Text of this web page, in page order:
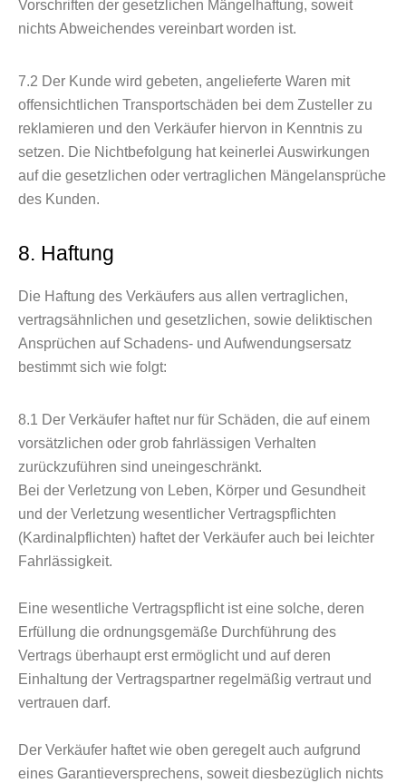
Vorschriften der gesetzlichen Mängelhaftung, soweit
nichts Abweichendes vereinbart worden ist.
7.2 Der Kunde wird gebeten, angelieferte Waren mit
offensichtlichen Transportschäden bei dem Zusteller zu
reklamieren und den Verkäufer hiervon in Kenntnis zu
setzen. Die Nichtbefolgung hat keinerlei Auswirkungen
auf die gesetzlichen oder vertraglichen Mängelansprüche
des Kunden.
8. Haftung
Die Haftung des Verkäufers aus allen vertraglichen,
vertragsähnlichen und gesetzlichen, sowie deliktischen
Ansprüchen auf Schadens- und Aufwendungsersatz
bestimmt sich wie folgt:
8.1 Der Verkäufer haftet nur für Schäden, die auf einem
vorsätzlichen oder grob fahrlässigen Verhalten
zurückzuführen sind uneingeschränkt.
Bei der Verletzung von Leben, Körper und Gesundheit
und der Verletzung wesentlicher Vertragspflichten
(Kardinalpflichten) haftet der Verkäufer auch bei leichter
Fahrlässigkeit.
Eine wesentliche Vertragspflicht ist eine solche, deren
Erfüllung die ordnungsgemäße Durchführung des
Vertrags überhaupt erst ermöglicht und auf deren
Einhaltung der Vertragspartner regelmäßig vertraut und
vertrauen darf.
Der Verkäufer haftet wie oben geregelt auch aufgrund
eines Garantieversprechens, soweit diesbezüglich nichts